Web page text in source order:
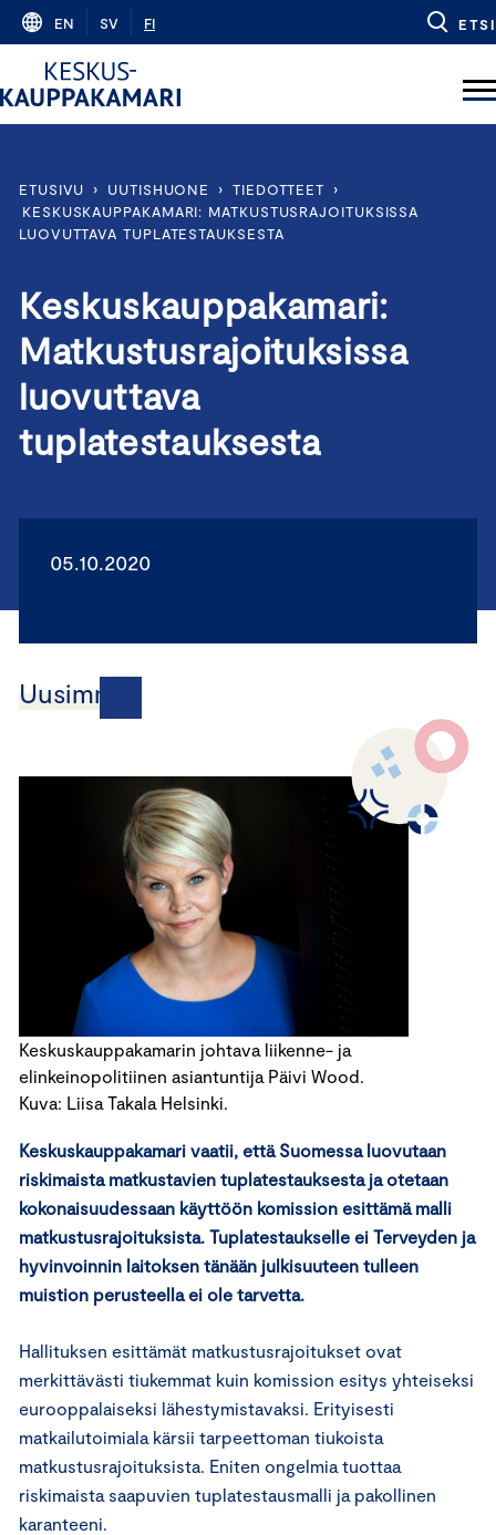
Skip
content
EN SV FI ETSI
ETUSIVU › UUTISHUONE › TIEDOTTEET
›
KESKUSKAUPPAKAMARI: MATKUSTUSRAJOITUKSISSA
LUOVUTTAVA TUPLATESTAUKSESTA
Keskuskauppakamari:
Matkustusrajoituksissa
luovuttava
tuplatestauksesta
05.10.2020
Uusimmat
Keskuskauppakamarin johtava liikenne- ja
elinkeinopolitiinen asiantuntija Päivi Wood.
Kuva: Liisa Takala Helsinki.
Keskuskauppakamari vaatii, että Suomessa luovutaan
riskimaista matkustavien tuplatestauksesta ja otetaan
kokonaisuudessaan käyttöön komission esittämä malli
matkustusrajoituksista. Tuplatestaukselle ei Terveyden ja
hyvinvoinnin laitoksen tänään julkisuuteen tulleen
muistion perusteella ei ole tarvetta.
Hallituksen esittämät matkustusrajoitukset ovat
merkittävästi tiukemmat kuin komission esitys yhteiseksi
eurooppalaiseksi lähestymistavaksi. Erityisesti
matkailutoimiala kärsii tarpeettoman tiukoista
matkustusrajoituksista. Eniten ongelmia tuottaa
riskimaista saapuvien tuplatestausmalli ja pakollinen
karanteeni.